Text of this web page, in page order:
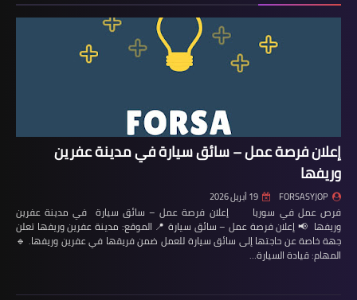
إعلان فرصة عمل – سائق سيارة في مدينة عفرين
وريفها
FORSASYJOP 19 أبريل 2026
فرص عمل في سوريا إعلان فرصة عمل – سائق سيارة في مدينة عفرين
وريفها 📢 إعلان فرصة عمل – سائق سيارة 📍 الموقع: مدينة عفرين وريفها تعلن
جهة خاصة عن حاجتها إلى سائق سيارة للعمل ضمن فريقها في عفرين وريفها. 🔹
المهام: قيادة السيارة…